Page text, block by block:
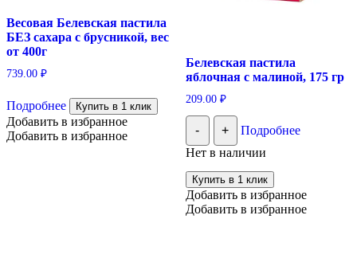
Весовая Белевская пастила
БЕЗ сахара с брусникой, вес
от 400г
739.00 ₽
Подробнее Купить в 1 клик
Добавить в избранное
Добавить в избранное
Белевская пастила
яблочная с малиной, 175 гр
209.00 ₽
- +
Подробнее
Нет в наличии
Купить в 1 клик
Добавить в избранное
Добавить в избранное